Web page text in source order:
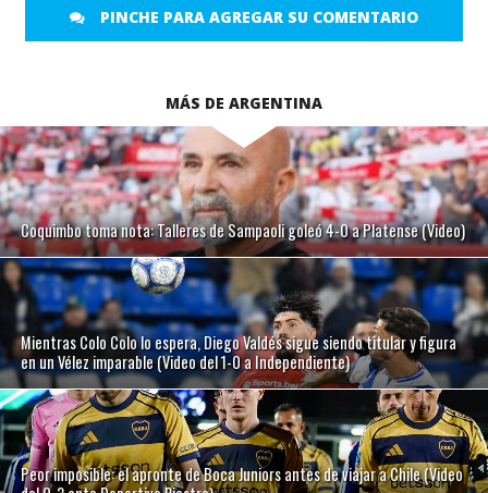
PINCHE PARA AGREGAR SU COMENTARIO
MÁS DE ARGENTINA
Coquimbo toma nota: Talleres de Sampaoli goleó 4-0 a Platense (Video)
Mientras Colo Colo lo espera, Diego Valdés sigue siendo titular y figura
en un Vélez imparable (Video del 1-0 a Independiente)
Peor imposible: el apronte de Boca Juniors antes de viajar a Chile (Video